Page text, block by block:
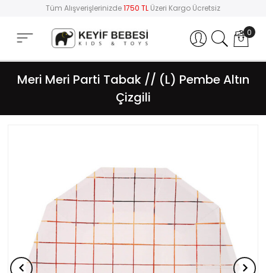
Tüm Alışverişlerinizde1750 TL Üzeri Kargo Ücretsiz
Hesabım 0
Meri Meri Parti Tabak // (L) Pembe Altın
Çizgili